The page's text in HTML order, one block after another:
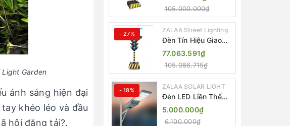
Light Garden
ánh sáng hiện đại
khéo léo và đầu
hội đăng tải?.
Lượng Mặt Trời
ZALAA ZL-300A-D
105.000.000₫
- 27% ZALAA Street Lighting
Đèn Tín Hiệu Giao
Thông Di Động Năng
Lượng Mặt Trời
ZALAA ZL-409300C
77.063.591₫
105.086.715₫
- 18% ZALAA SOLAR LIGHT
Đèn LED Liền Thể
ZALAA Solar Street
Light ZKC-TG 20W
5.000.000₫
6.100.000₫